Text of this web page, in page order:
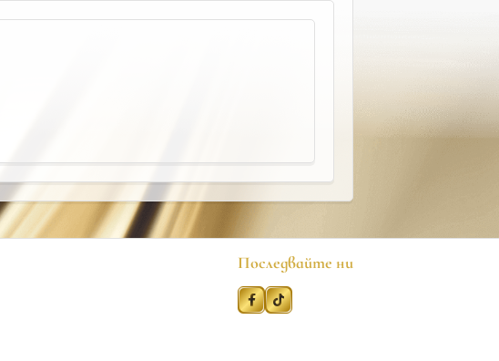
Последвайте ни